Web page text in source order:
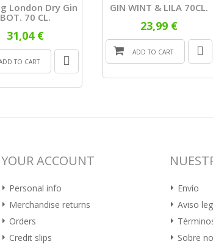
London Dry Gin
BOT. 70 CL.
31,04 €
TO CART
GIN WINT & LILA 70CL.
23,99 €
ADD TO CART
YOUR ACCOUNT
Personal info
Merchandise returns
Orders
Credit slips
Envío
Aviso
Sobre